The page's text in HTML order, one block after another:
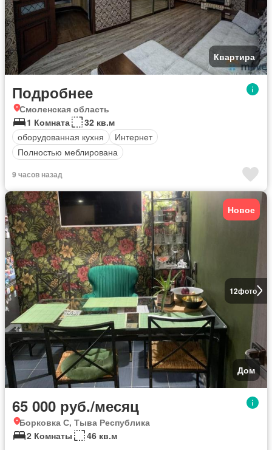
Квартира
Подробнее
Смоленская область
1 Комната
32 кв.м
оборудованная кухня
Интернет
Полностью меблирована
9 часов назад
12фото
Новое
Дом
65 000 руб./месяц
Борковка С, Тыва Республика
2 Комнаты
46 кв.м